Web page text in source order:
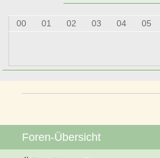
00 01 02 03 04 05
Foren-Übersicht